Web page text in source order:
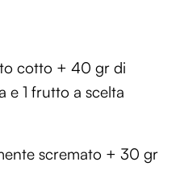
cotto + 40 gr di
e 1 frutto a scelta
scremato + 30 gr